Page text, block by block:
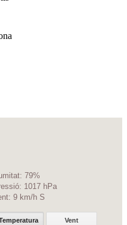
79%
1017 hPa
9 km/h S
Vent